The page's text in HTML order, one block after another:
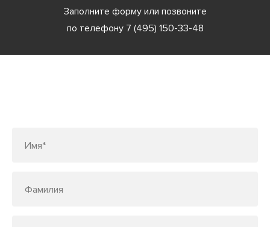
Заполните форму или позвоните
по телефону 7 (495) 150-33-48
Имя*
Фамилия